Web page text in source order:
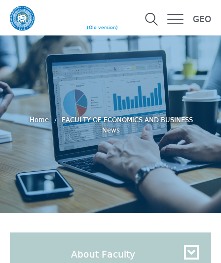
(Old version)
GEO
Home
FACULTY OF ECONOMICS AND BUSINESS
News
About Faculty